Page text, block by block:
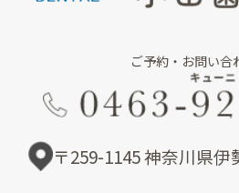
ご予約・お問い合
〒259-1145 神奈川県伊